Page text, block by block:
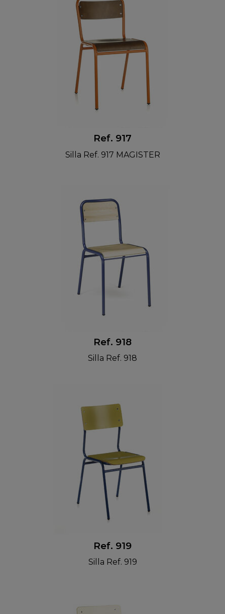
Ref. 917
Silla Ref. 917 MAGISTER
Ref. 918
Silla Ref. 918
Ref. 919
Silla Ref. 919